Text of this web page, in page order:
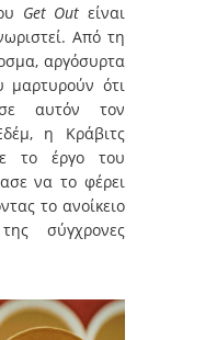
Get Out είναι
Από τη
αργόσυρτα
μαρτυρούν ότι
αυτόν τον
η Κράβιτς
το έργο του
να το φέρει
το ανοίκειο
σύγχρονες